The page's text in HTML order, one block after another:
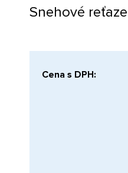
Snehové reťaze
Cena s DPH: